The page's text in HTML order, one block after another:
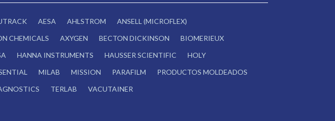
AESA AHLSTROM
ANSELL (MICROFLEX)
CHEMICALS AXYGEN BECTON DICKINSON
BIOMERIEUX
HANNA INSTRUMENTS HAUSSER SCIENTIFIC
HOLY
MILAB MISSION PARAFILM
PRODUCTOS MOLDEADOS
TERLAB VACUTAINER